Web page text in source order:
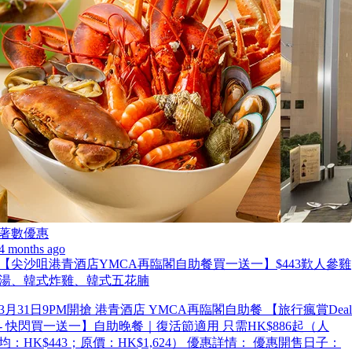
數優惠
months ago
尖沙咀港青酒店YMCA再臨閣自助餐買一送一】$443歎人參雞
、韓式炸雞、韓式五花腩
月31日9PM開搶 港青酒店 YMCA再臨閣自助餐 【旅行瘋賞Deal
快閃買一送一】自助晚餐｜復活節適用 只需HK$886起（人
：HK$443；原價：HK$1,624） 優惠詳情： 優惠開售日子：